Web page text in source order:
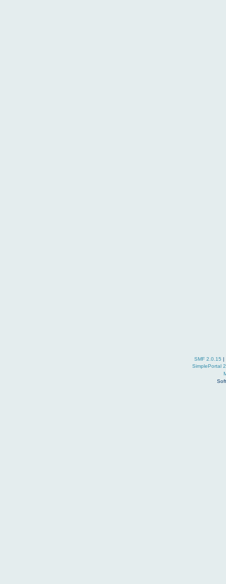
SMF 2.0.15 |
SimplePortal